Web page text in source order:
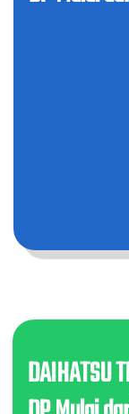
DAIHATSU